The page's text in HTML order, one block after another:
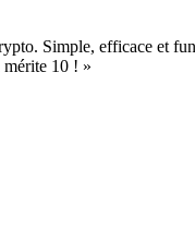
Simple, efficace et
mérite 10 ! »